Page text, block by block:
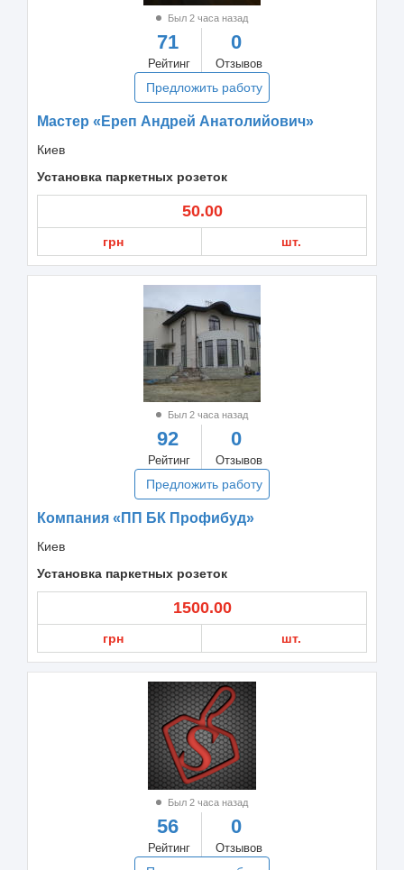
Был 2 часа назад
71
Рейтинг
0
Отзывов
Предложить работу
Мастер «Ереп Андрей Анатолийович»
Киев
Установка паркетных розеток
50.00
грн шт.
Был 2 часа назад
92
Рейтинг
0
Отзывов
Предложить работу
Компания «ПП БК Профибуд»
Киев
Установка паркетных розеток
1500.00
грн шт.
Был 2 часа назад
56
Рейтинг
0
Отзывов